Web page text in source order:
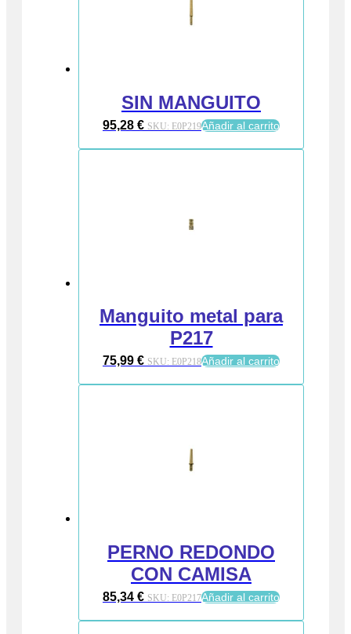
SIN MANGUITO
95,28 € SKU: E0P219Añadir al carrito
Manguito metal para
P217
75,99 € SKU: E0P218Añadir al carrito
PERNO REDONDO
CON CAMISA
85,34 € SKU: E0P217Añadir al carrito